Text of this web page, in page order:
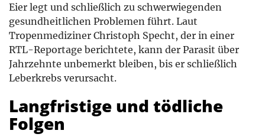
Eier legt und schließlich zu schwerwiegenden
gesundheitlichen Problemen führt. Laut
Tropenmediziner Christoph Specht, der in einer
RTL-Reportage berichtete, kann der Parasit über
Jahrzehnte unbemerkt bleiben, bis er schließlich
Leberkrebs verursacht.
Langfristige und tödliche
Folgen